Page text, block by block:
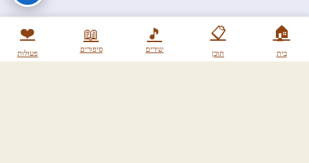
🏠
בית
📋
תוכן
🎵
שירים
📖
סיפורים
❤️
פעולות